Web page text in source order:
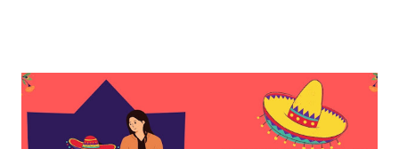
propone que el colectivo docente tome decisiones sobre
su organización, la gestión del tiempo acorde a las
necesidades de la escuela y las acciones que decidan